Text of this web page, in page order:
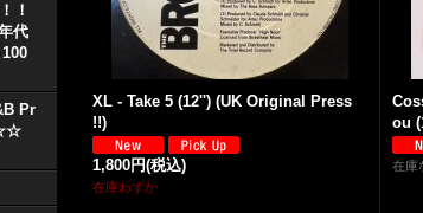
！
代
Pr
XL - Take 5 (12'') (UK Original Press
!!)
1,800円(税込)
在庫わずか
ou
在庫